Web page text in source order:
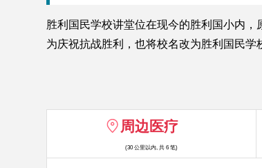
胜利国民学校讲堂位在现今的胜利国小内
为庆祝抗战胜利，也将校名改为胜利国民
周边医疗
(30 公里以内, 共 6 笔)